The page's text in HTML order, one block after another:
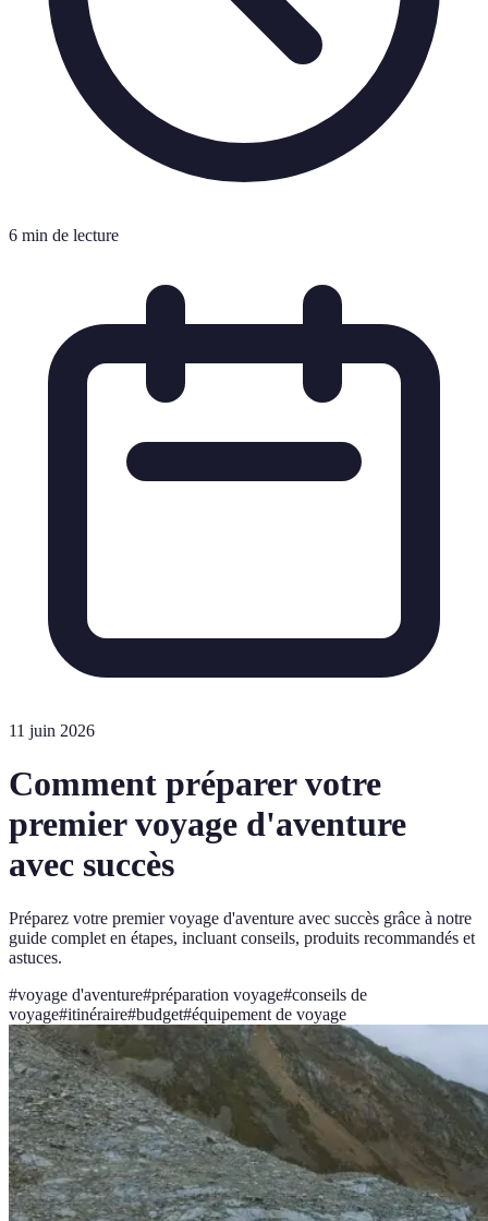
6 min de lecture
11 juin 2026
Comment préparer votre
premier voyage d'aventure
avec succès
Préparez votre premier voyage d'aventure avec succès grâce à notre
guide complet en étapes, incluant conseils, produits recommandés et
astuces.
#voyage d'aventure#préparation voyage#conseils de
voyage#itinéraire#budget#équipement de voyage